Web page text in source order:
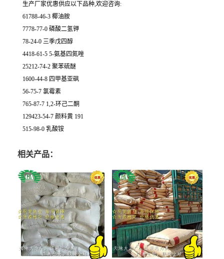
生产厂家优惠供应以下品种,欢迎咨询:
61788-46-3 椰油胺
7778-77-0 磷酸二氢钾
78-24-0 三季戊四醇
4418-61-5 5-氨基四氮唑
25212-74-2 聚苯硫醚
1600-44-8 四甲基亚砜
56-75-7 氯霉素
765-87-7 1,2-环己二酮
129423-54-7 颜料黄 191
515-98-0 乳酸铵
相关产品：